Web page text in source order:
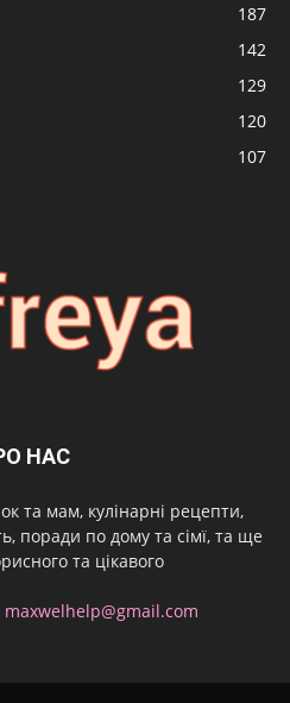
187
142
129
120
107
НАС
та мам, кулінарні рецепти,
поради по дому та сімї, та ще
та цікавого
maxwelhelp@gmail.com